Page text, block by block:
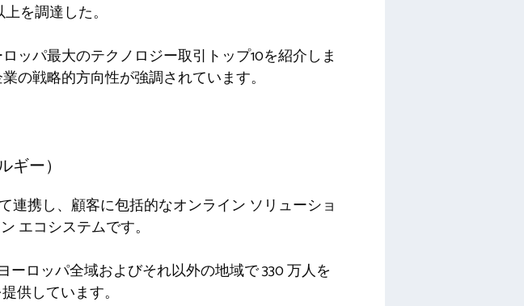
を調達した。
ッパ最大のテクノロジー取引トップ10を紹介しま
の戦略的方向性が強調されています。
ギー）
連携し、顧客に包括的なオンライン ソリューショ
エコシステムです。
ーロッパ全域およびそれ以外の地域で 330 万人を
供しています。